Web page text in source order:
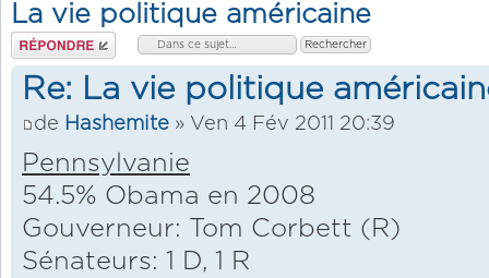
La vie politique américaine
Répondre
Re: La vie politique
de Hashemite » Ven 4 Fév 2011 20:39
Pennsylvanie
54.5% Obama en 2008
Gouverneur: Tom Corbett (R)
Sénateurs: 1 D, 1 R